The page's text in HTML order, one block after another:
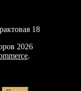
18
2026
.